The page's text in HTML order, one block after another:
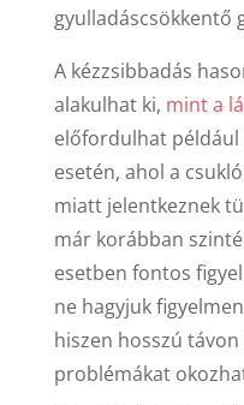
gyulladáscsökkentő
A kézzsibbadás
alakulhat ki, mint a
előfordulhat
esetén, ahol a
miatt jelentkeznek
már korábban
esetben fontos
ne hagyjuk
hiszen hosszú
problémákat